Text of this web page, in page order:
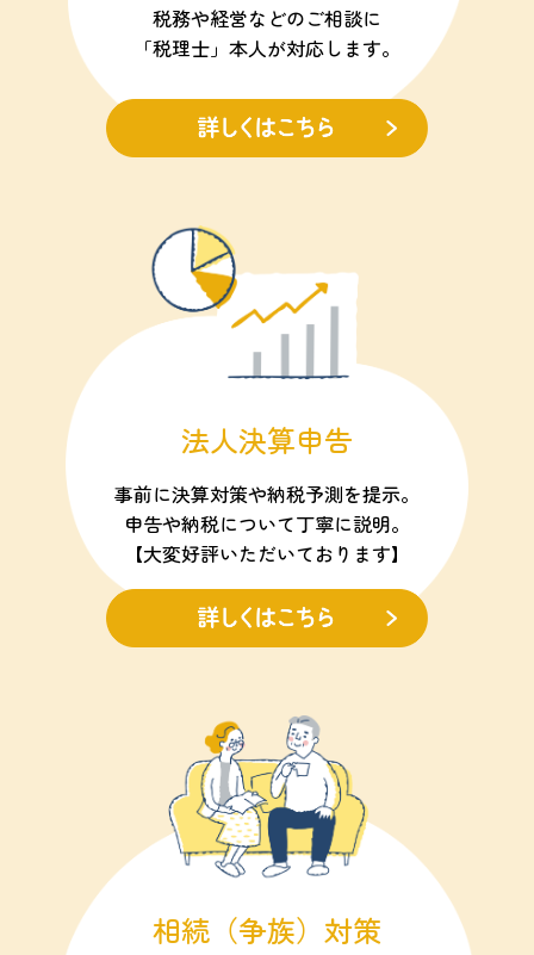
税務や経営などのご相談に
「税理士」本人が対応します。
法人決算申告
事前に決算対策や納税予測を提示。
申告や納税について丁寧に説明。
【大変好評いただいております】
相続（争族）対策